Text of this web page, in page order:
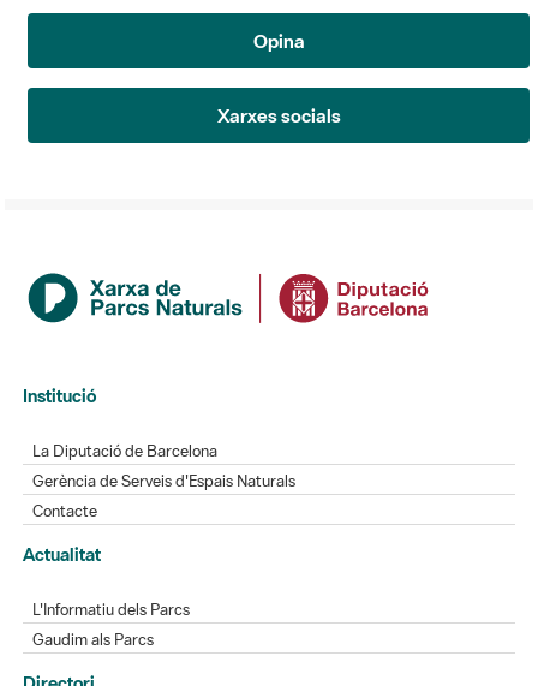
Opina
Xarxes socials
Institució
La Diputació de Barcelona
Gerència de Serveis d'Espais Naturals
Contacte
Actualitat
L'Informatiu dels Parcs
Gaudim als Parcs